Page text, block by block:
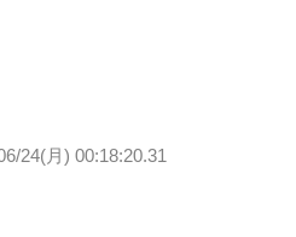
24(月) 00:18:20.31